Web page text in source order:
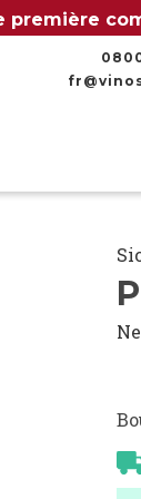
première